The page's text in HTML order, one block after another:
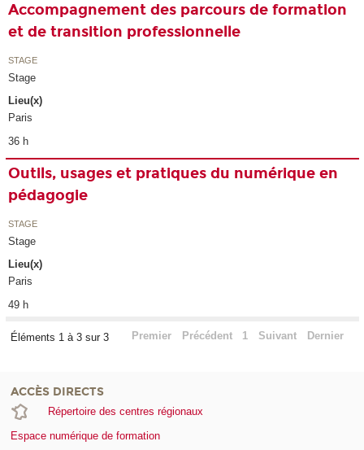
Accompagnement des parcours de formation
et de transition professionnelle
STAGE
Stage
Lieu(x)
Paris
36 h
Outils, usages et pratiques du numérique en
pédagogie
STAGE
Stage
Lieu(x)
Paris
49 h
Éléments 1 à 3 sur 3 Premier Précédent 1 Suivant Dernier
ACCÈS DIRECTS
Répertoire des centres régionaux
Espace numérique de formation